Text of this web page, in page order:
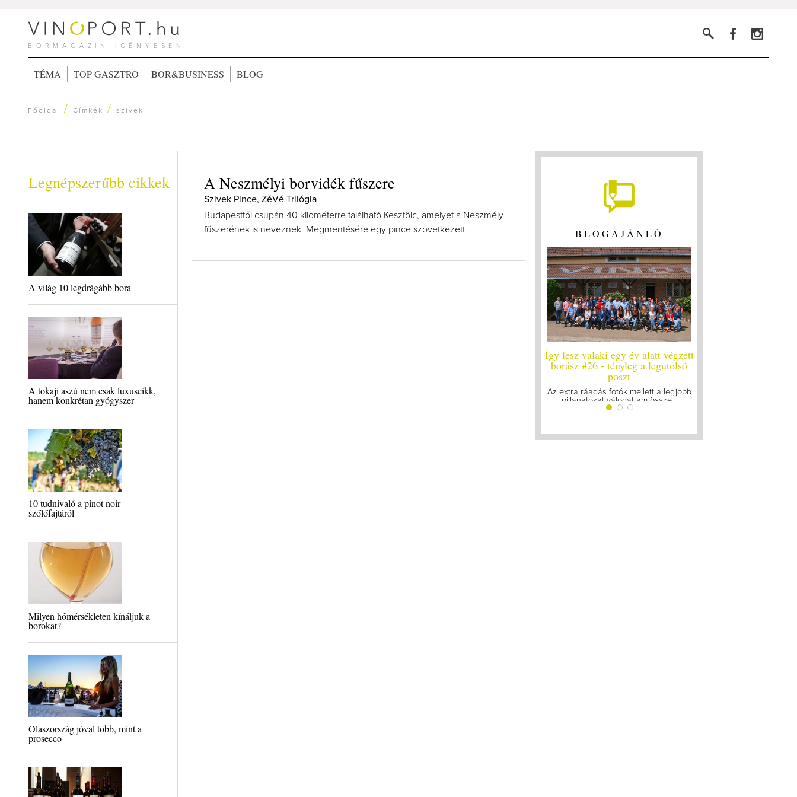
BORMAGAZIN IGÉNYESEN
TÉMA TOP GASZTRO BOR&BUSINESS BLOG
Főoldal /Címkék /szivek
Legnépszerűbb cikkek
A világ 10 legdrágább bora
A tokaji aszú nem csak luxuscikk,
hanem konkrétan gyógyszer
10 tudnivaló a pinot noir
szőlőfajtáról
Milyen hőmérsékleten kínáljuk a
borokat?
Olaszország jóval több, mint a
prosecco
A Neszmélyi borvidék fűszere
Szivek Pince, ZéVé Trilógia
Budapesttől csupán 40 kilométerre található Kesztölc, amelyet a Neszmély
fűszerének is neveznek. Megmentésére egy pince szövetkezett.
BLOGAJÁNLÓ
Így lesz valaki egy év alatt végzett
borász #26 - tényleg a legutolsó
poszt
Az extra ráadás fotók mellett a legjobb
pillanatokat válogattam össze...